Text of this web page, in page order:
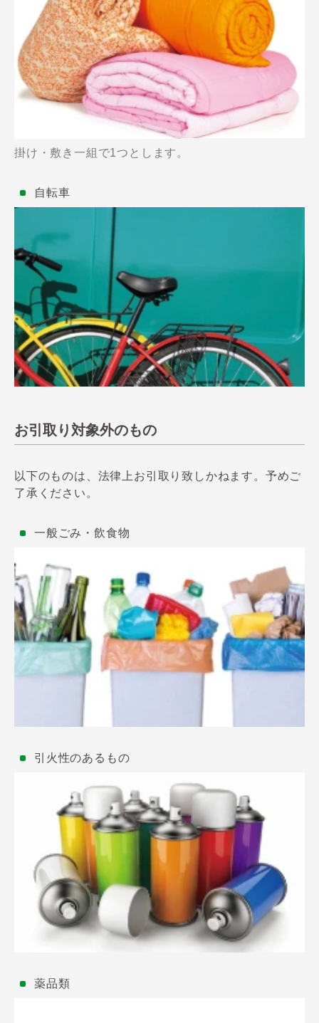
掛け・敷き一組で1つとします。
自転車
お引取り対象外のもの
以下のものは、法律上お引取り致しかねます。予めご
了承ください。
一般ごみ・飲食物
引火性のあるもの
薬品類